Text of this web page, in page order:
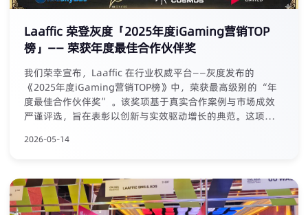
Laaffic 荣登灰度「2025年度iGaming营销TOP
榜」—— 荣获年度最佳合作伙伴奖
我们荣幸宣布，Laaffic 在行业权威平台——灰度发布的
《2025年度iGaming营销TOP榜》中，荣获最高级别的 “年
度最佳合作伙伴奖” 。该奖项基于真实合作案例与市场成效
严谨评选，旨在表彰以创新与实效驱动增长的典范。这项殊
肯定。
2026-05-14